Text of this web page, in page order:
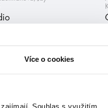
Více o cookies
Souhlas s využitím
videa